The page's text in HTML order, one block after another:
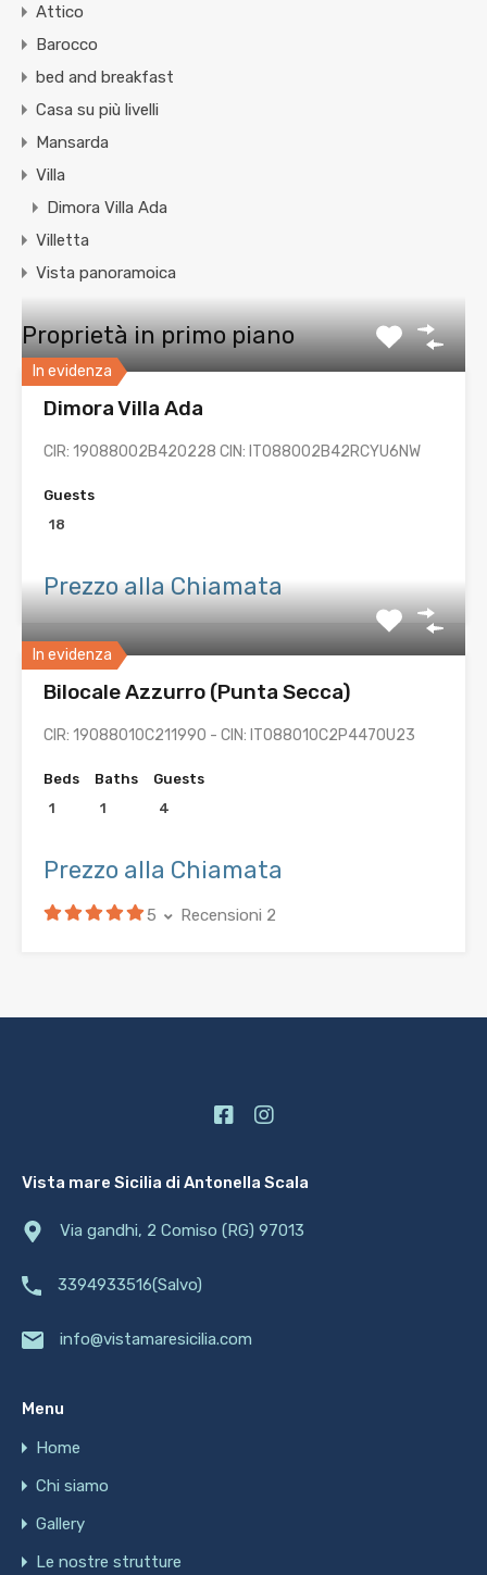
Attico
Barocco
bed and breakfast
Casa su più livelli
Mansarda
Villa
Dimora Villa Ada
Villetta
Vista panoramoica
Proprietà in primo piano
In evidenza
Dimora Villa Ada
CIR: 19088002B420228 CIN: IT088002B42RCYU6NW
Guests
18
Prezzo alla Chiamata
In evidenza
Bilocale Azzurro (Punta Secca)
CIR: 19088010C211990 - CIN: IT088010C2P447OU23
Beds
1
Baths
1
Guests
4
Prezzo alla Chiamata
5 Recensioni 2
Vista mare Sicilia di Antonella Scala
Via gandhi, 2 Comiso (RG) 97013
3394933516(Salvo)
info@vistamaresicilia.com
Menu
Home
Chi siamo
Gallery
Le nostre strutture